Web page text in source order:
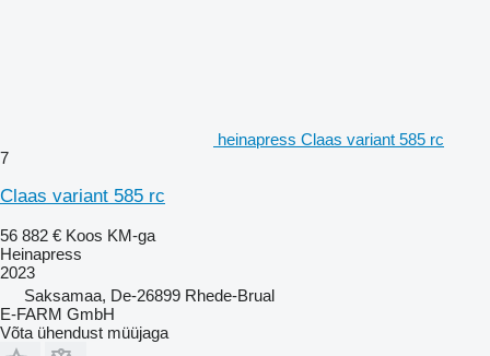
heinapress Claas variant 585 rc
7
Claas variant 585 rc
56 882 € Koos KM-ga
Heinapress
2023
Saksamaa, De-26899 Rhede-Brual
E-FARM GmbH
Võta ühendust müüjaga